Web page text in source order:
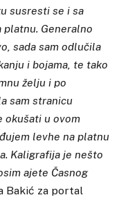
susresti se i sa
platnu. Generalno
sada sam odlučila
i bojama, te tako
želju i po
sam stranicu
okušati u ovom
levhe na platnu
Kaligrafija je nešto
ajete Časnog
Bakić za portal